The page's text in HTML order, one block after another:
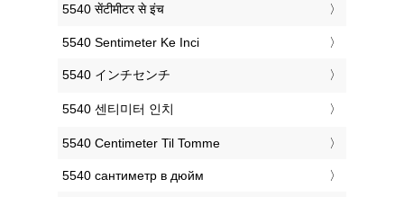
‎5540 सेंटीमीटर से इंच
‎5540 Sentimeter Ke Inci
‎5540 インチセンチ
‎5540 센티미터 인치
‎5540 Centimeter Til Tomme
‎5540 сантиметр в дюйм